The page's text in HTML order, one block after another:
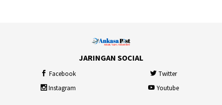
JARINGAN SOCIAL
Facebook
Twitter
Instagram
Youtube